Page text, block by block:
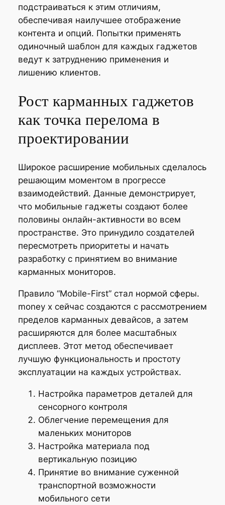
подстраиваться к этим отличиям,
обеспечивая наилучшее отображение
контента и опций. Попытки применять
одиночный шаблон для каждых гаджетов
ведут к затруднению применения и
лишению клиентов.
Рост карманных гаджетов
как точка перелома в
проектировании
Широкое расширение мобильных сделалось
решающим моментом в прогрессе
взаимодействий. Данные демонстрирует,
что мобильные гаджеты создают более
половины онлайн-активности во всем
пространстве. Это принудило создателей
пересмотреть приоритеты и начать
разработку с принятием во внимание
карманных мониторов.
Правило “Mobile-First” стал нормой сферы.
money x сейчас создаются с рассмотрением
пределов карманных девайсов, а затем
расширяются для более масштабных
дисплеев. Этот метод обеспечивает
лучшую функциональность и простоту
эксплуатации на каждых устройствах.
Настройка параметров деталей для
сенсорного контроля
Облегчение перемещения для
маленьких мониторов
Настройка материала под
вертикальную позицию
Принятие во внимание суженной
транспортной возможности
мобильного сети